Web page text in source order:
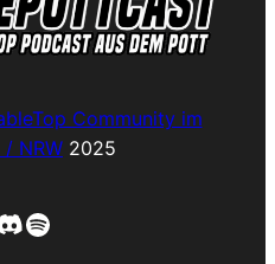
Community im
/ NRW 2025
Spotify